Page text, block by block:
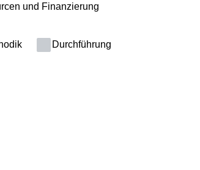
und Finanzierung
Durchführung